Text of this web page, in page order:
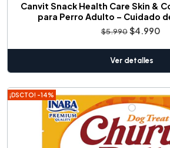
Canvit Snack Health Care Skin &
para Perro Adulto – Cuidado
$5.990 $4.990
Ver detalles
¡DSCTO! -14%